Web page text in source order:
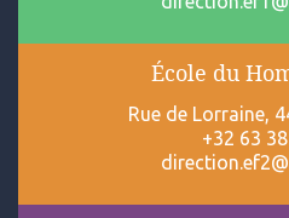
École du
Rue de Lorraine,
+32 63